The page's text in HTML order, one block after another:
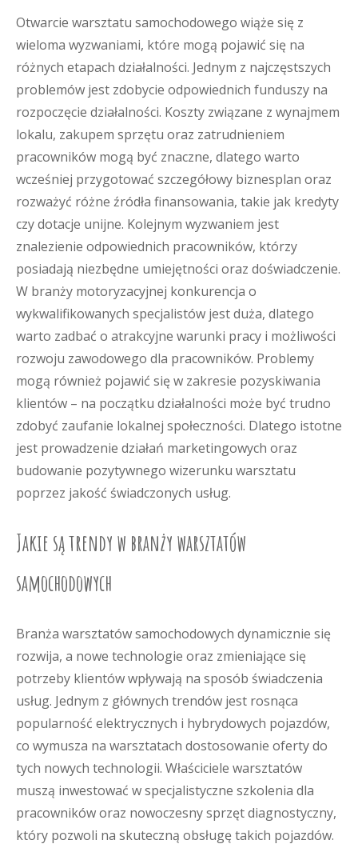
Otwarcie warsztatu samochodowego wiąże się z
wieloma wyzwaniami, które mogą pojawić się na
różnych etapach działalności. Jednym z najczęstszych
problemów jest zdobycie odpowiednich funduszy na
rozpoczęcie działalności. Koszty związane z wynajmem
lokalu, zakupem sprzętu oraz zatrudnieniem
pracowników mogą być znaczne, dlatego warto
wcześniej przygotować szczegółowy biznesplan oraz
rozważyć różne źródła finansowania, takie jak kredyty
czy dotacje unijne. Kolejnym wyzwaniem jest
znalezienie odpowiednich pracowników, którzy
posiadają niezbędne umiejętności oraz doświadczenie.
W branży motoryzacyjnej konkurencja o
wykwalifikowanych specjalistów jest duża, dlatego
warto zadbać o atrakcyjne warunki pracy i możliwości
rozwoju zawodowego dla pracowników. Problemy
mogą również pojawić się w zakresie pozyskiwania
klientów – na początku działalności może być trudno
zdobyć zaufanie lokalnej społeczności. Dlatego istotne
jest prowadzenie działań marketingowych oraz
budowanie pozytywnego wizerunku warsztatu
poprzez jakość świadczonych usług.
Jakie są trendy w branży warsztatów
samochodowych
Branża warsztatów samochodowych dynamicznie się
rozwija, a nowe technologie oraz zmieniające się
potrzeby klientów wpływają na sposób świadczenia
usług. Jednym z głównych trendów jest rosnąca
popularność elektrycznych i hybrydowych pojazdów,
co wymusza na warsztatach dostosowanie oferty do
tych nowych technologii. Właściciele warsztatów
muszą inwestować w specjalistyczne szkolenia dla
pracowników oraz nowoczesny sprzęt diagnostyczny,
który pozwoli na skuteczną obsługę takich pojazdów.